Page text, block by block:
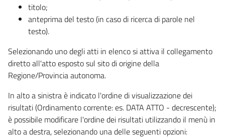
titolo;
anteprima del testo (in caso di ricerca di parole nel
testo).
Selezionando uno degli atti in elenco si attiva il collegamento
diretto all'atto esposto sul sito di origine della
Regione/Provincia autonoma.
In alto a sinistra è indicato l'ordine di visualizzazione dei
risultati (Ordinamento corrente: es. DATA ATTO - decrescente);
è possibile modificare l'ordine dei risultati utilizzando il menù in
alto a destra, selezionando una delle seguenti opzioni: